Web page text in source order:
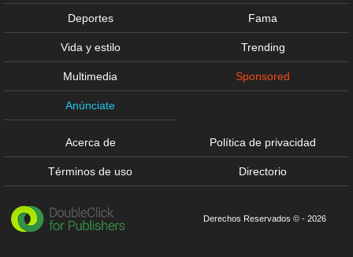
Deportes Fama
Vida y estilo Trending
Multimedia Sponsored
Anúnciate
Acerca de Política de privacidad
Términos de uso Directorio
Derechos Reservados © - 2026